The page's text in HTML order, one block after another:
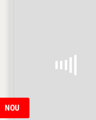
NOU